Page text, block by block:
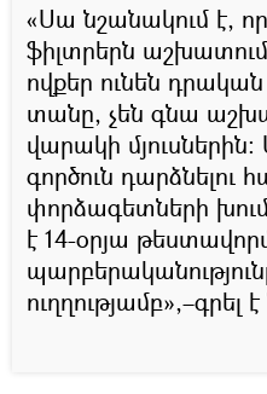
«Սա նշանակում է,
ֆիլտրերն
ովքեր ունեն
տանը, չեն գնա
վարակի
գործուն դարձնելու
փորձագետների
է 14-օրյա
ուղղությամբ»,–գրել